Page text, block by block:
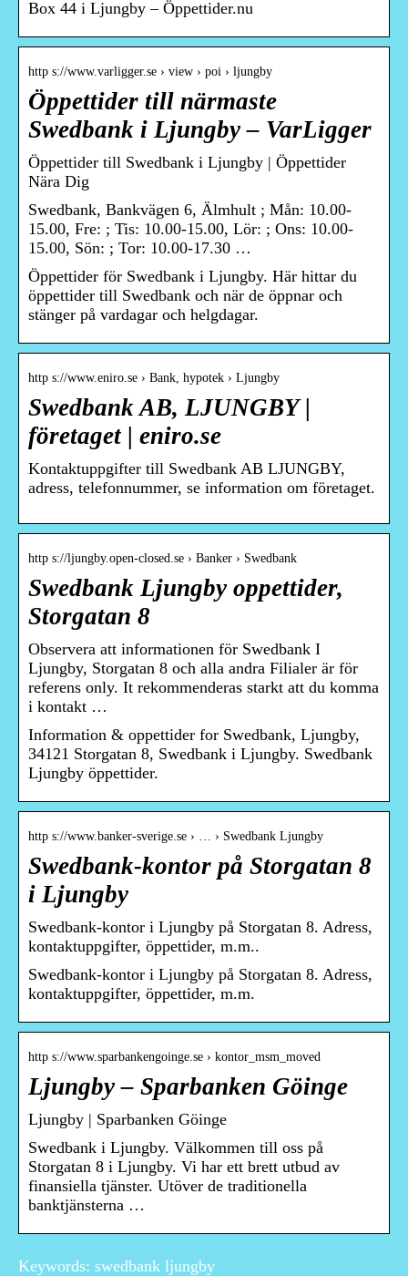
Box 44 i Ljungby – Öppettider.nu
http s://www.varligger.se › view › poi › ljungby
Öppettider till närmaste
Swedbank i Ljungby – VarLigger
Öppettider till Swedbank i Ljungby | Öppettider
Nära Dig
Swedbank, Bankvägen 6, Älmhult ; Mån: 10.00-
15.00, Fre: ; Tis: 10.00-15.00, Lör: ; Ons: 10.00-
15.00, Sön: ; Tor: 10.00-17.30 …
Öppettider för Swedbank i Ljungby. Här hittar du
öppettider till Swedbank och när de öppnar och
stänger på vardagar och helgdagar.
http s://www.eniro.se › Bank, hypotek › Ljungby
Swedbank AB, LJUNGBY |
företaget | eniro.se
Kontaktuppgifter till Swedbank AB LJUNGBY,
adress, telefonnummer, se information om företaget.
http s://ljungby.open-closed.se › Banker › Swedbank
Swedbank Ljungby oppettider,
Storgatan 8
Observera att informationen för Swedbank I
Ljungby, Storgatan 8 och alla andra Filialer är för
referens only. It rekommenderas starkt att du komma
i kontakt …
Information & oppettider for Swedbank, Ljungby,
34121 Storgatan 8, Swedbank i Ljungby. Swedbank
Ljungby öppettider.
http s://www.banker-sverige.se › … › Swedbank Ljungby
Swedbank-kontor på Storgatan 8
i Ljungby
Swedbank-kontor i Ljungby på Storgatan 8. Adress,
kontaktuppgifter, öppettider, m.m..
Swedbank-kontor i Ljungby på Storgatan 8. Adress,
kontaktuppgifter, öppettider, m.m.
http s://www.sparbankengoinge.se › kontor_msm_moved
Ljungby – Sparbanken Göinge
Ljungby | Sparbanken Göinge
Swedbank i Ljungby. Välkommen till oss på
Storgatan 8 i Ljungby. Vi har ett brett utbud av
finansiella tjänster. Utöver de traditionella
banktjänsterna …
Keywords: swedbank ljungby